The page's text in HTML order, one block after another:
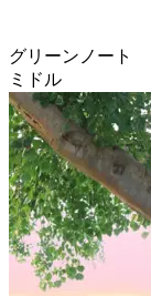
グリーンノート
ミドル